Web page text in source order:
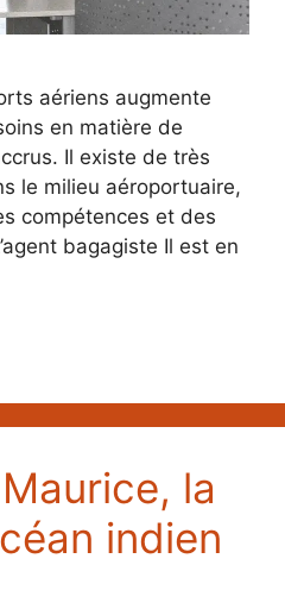
aériens augmente
en matière de
Il existe de très
le milieu aéroportuaire,
compétences et des
bagagiste Il est en
la
indien